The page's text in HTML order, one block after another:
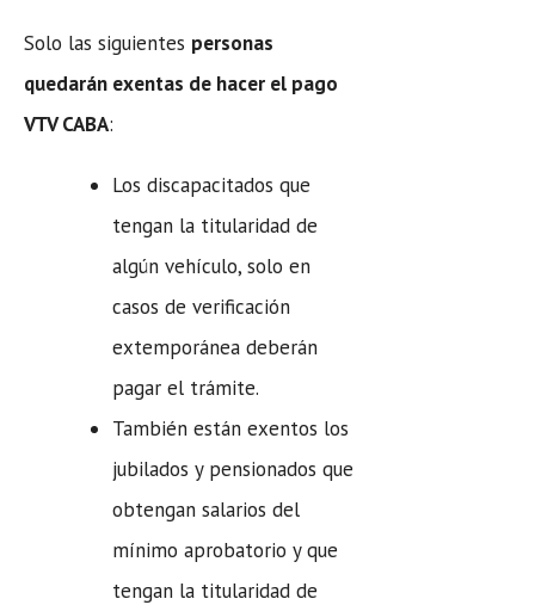
Solo las siguientes personas
quedarán exentas de hacer el pago
VTV CABA:
Los discapacitados que
tengan la titularidad de
algún vehículo, solo en
casos de verificación
extemporánea deberán
pagar el trámite.
También están exentos los
jubilados y pensionados que
obtengan salarios del
mínimo aprobatorio y que
tengan la titularidad de